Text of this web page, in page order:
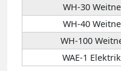
WH-30
WH-40
WH-100
WAE-1